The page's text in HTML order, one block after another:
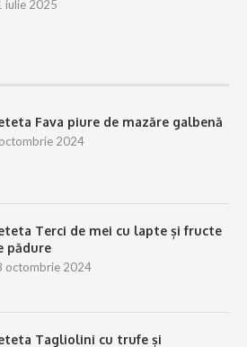
iulie 2025
Fava piure de mazăre galbenă
2024
Terci de mei cu lapte și fructe
pădure
octombrie 2024
Tagliolini cu trufe și